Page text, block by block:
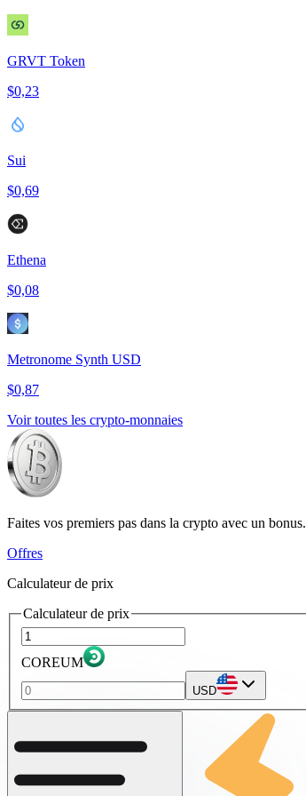
GRVT Token
$0,23
Sui
$0,69
Ethena
$0,08
Metronome Synth USD
$0,87
Voir toutes les crypto-monnaies
Faites vos premiers pas dans la crypto avec un bonus.
Offres
Calculateur de prix
Calculateur de prix
COREUM
USD